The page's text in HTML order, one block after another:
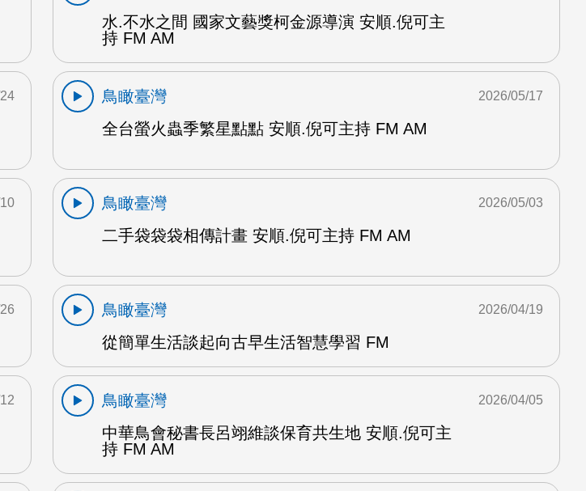
水.不水之間 國家文藝獎柯金源導演 安順.倪可主
持 FM AM
鳥瞰臺灣
全台螢火蟲季繁星點點 安順.倪可主持 FM AM
2026/05/17
鳥瞰臺灣
二手袋袋袋相傳計畫 安順.倪可主持 FM AM
2026/05/03
鳥瞰臺灣
從簡單生活談起向古早生活智慧學習 FM
2026/04/19
鳥瞰臺灣
中華鳥會秘書長呂翊維談保育共生地 安順.倪可主
持 FM AM
2026/04/05